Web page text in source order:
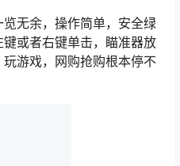
无余，操作简单，安全绿
或者右键单击，瞄准器放
游戏，网购抢购根本停不